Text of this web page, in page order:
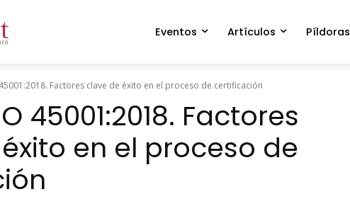
Eventos Artículos Píldoras
Factores clave de éxito en el proceso de certificación
45001:2018. Factores
en el proceso de